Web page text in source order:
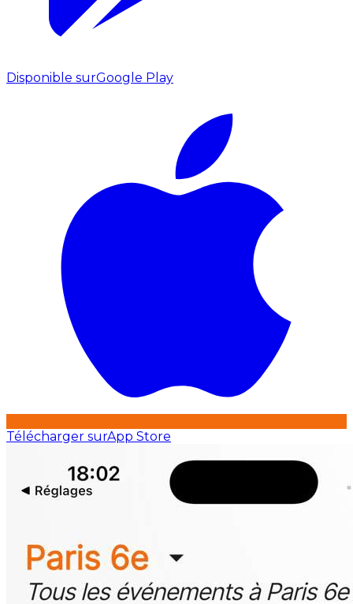
Disponible surGoogle Play
Télécharger surApp Store